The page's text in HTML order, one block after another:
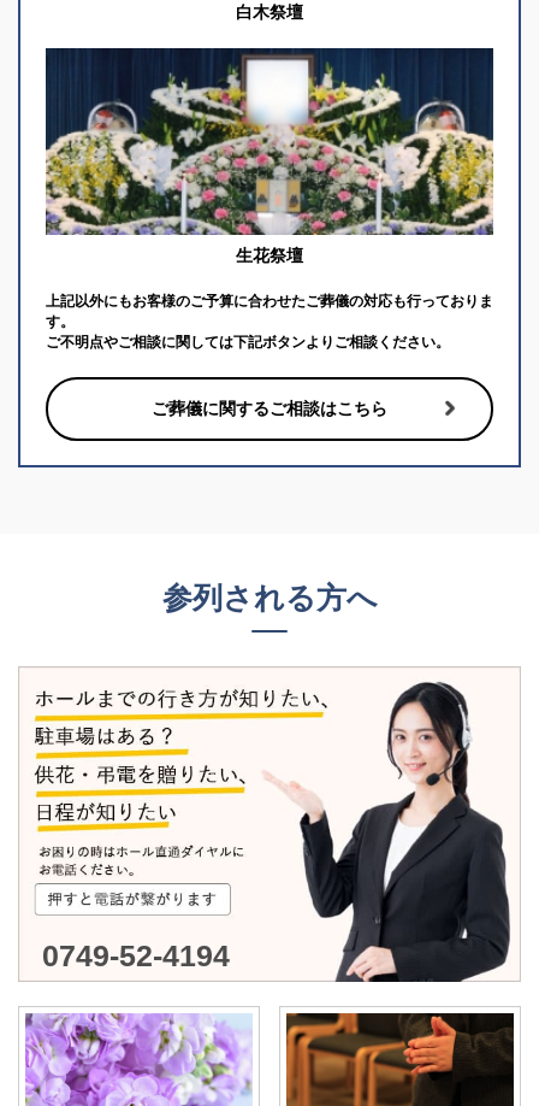
白木祭壇
生花祭壇
上記以外にもお客様のご予算に合わせたご葬儀の対応も行っておりま
す。
ご不明点やご相談に関しては下記ボタンよりご相談ください。
ご葬儀に関するご相談はこちら
参列される方へ
0749-52-4194